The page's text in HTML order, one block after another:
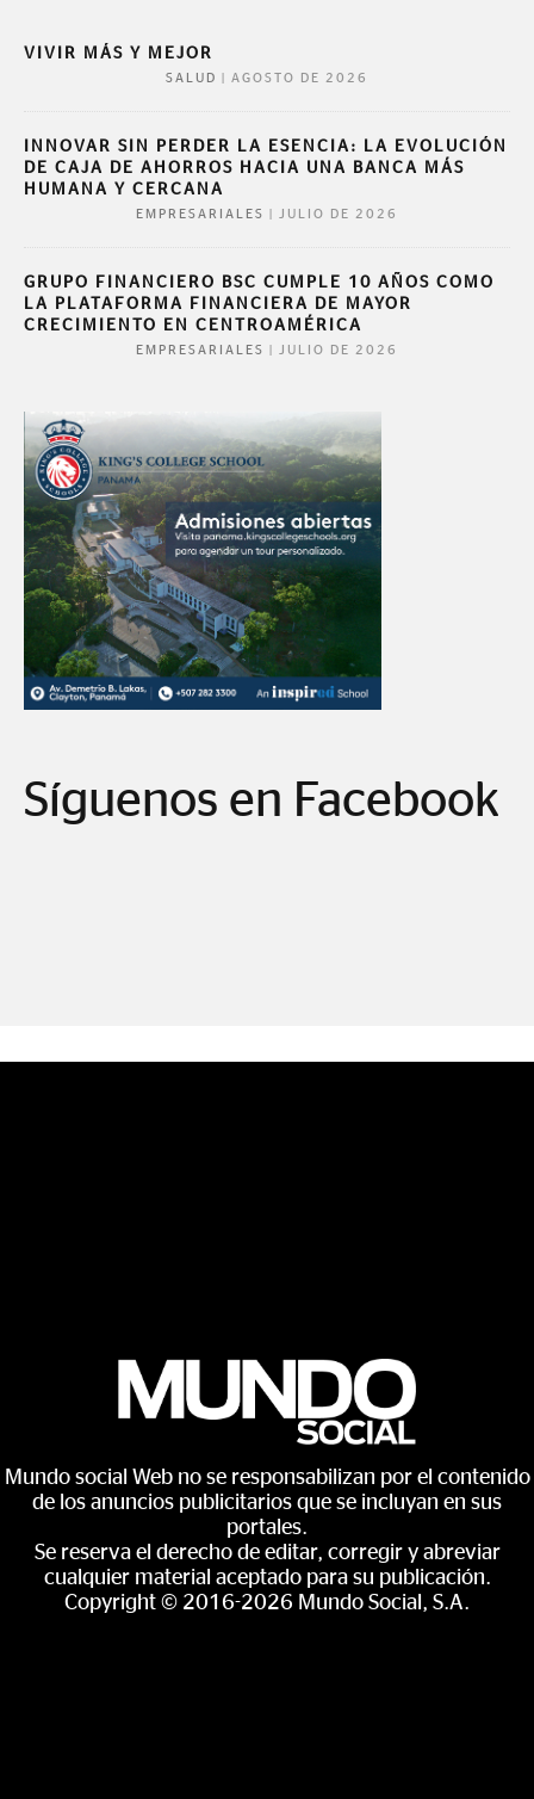
VIVIR MÁS Y MEJOR
SALUD AGOSTO DE 2026
INNOVAR SIN PERDER LA ESENCIA: LA EVOLUCIÓN
DE CAJA DE AHORROS HACIA UNA BANCA MÁS
HUMANA Y CERCANA
EMPRESARIALES JULIO DE 2026
GRUPO FINANCIERO BSC CUMPLE 10 AÑOS COMO
LA PLATAFORMA FINANCIERA DE MAYOR
CRECIMIENTO EN CENTROAMÉRICA
EMPRESARIALES JULIO DE 2026
Síguenos en Facebook
Mundo social Web no se responsabilizan por el contenido
de los anuncios publicitarios que se incluyan en sus
portales.
Se reserva el derecho de editar, corregir y abreviar
cualquier material aceptado para su publicación.
Copyright © 2016-2026 Mundo Social, S.A.